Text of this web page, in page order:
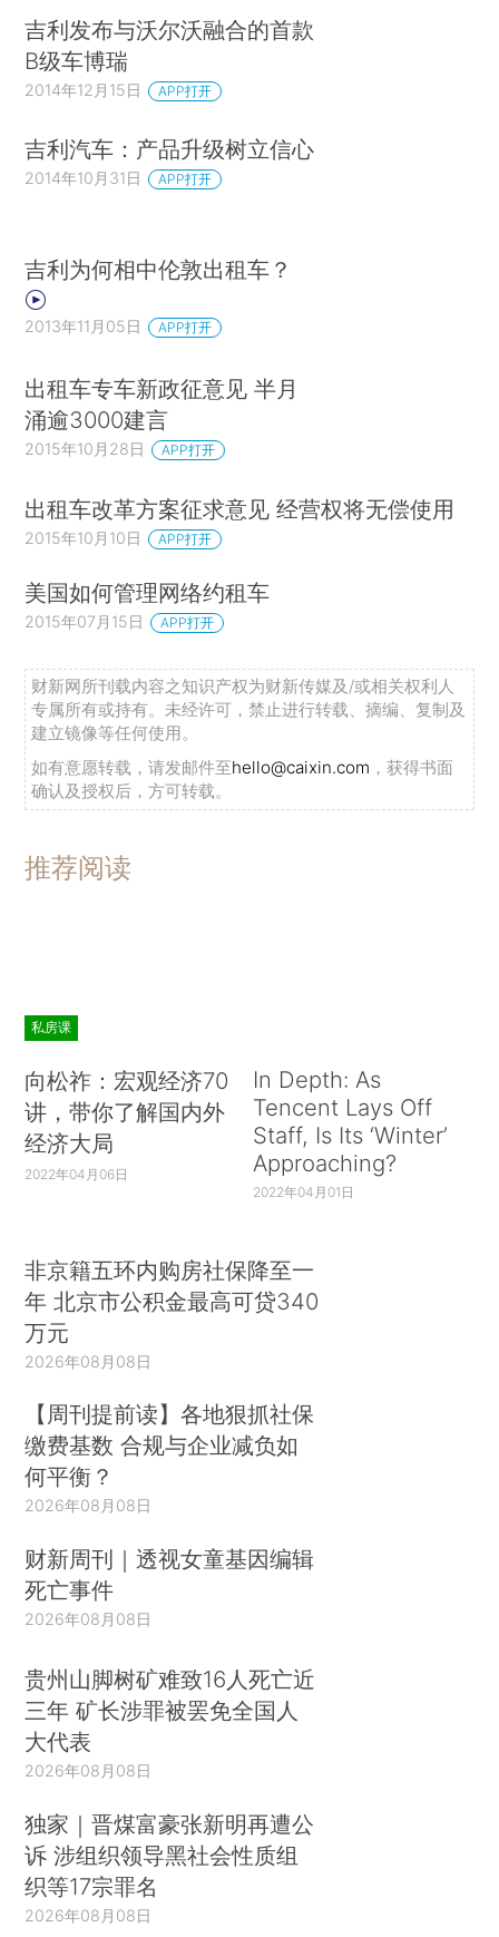
吉利发布与沃尔沃融合的首款
B级车博瑞
2014年12月15日 APP打开
吉利汽车：产品升级树立信心
2014年10月31日 APP打开
吉利为何相中伦敦出租车？
2013年11月05日 APP打开
出租车专车新政征意见 半月
涌逾3000建言
2015年10月28日 APP打开
出租车改革方案征求意见 经营权将无偿使用
2015年10月10日 APP打开
美国如何管理网络约租车
2015年07月15日 APP打开
财新网所刊载内容之知识产权为财新传媒及/或相关权利人
专属所有或持有。未经许可，禁止进行转载、摘编、复制及
建立镜像等任何使用。
如有意愿转载，请发邮件至hello@caixin.com ，获得书面
确认及授权后，方可转载。
推荐阅读
私房课
向松祚：宏观经济70
讲，带你了解国内外
经济大局
2022年04月06日
In Depth: As
Tencent Lays Off
Staff, Is Its ‘Winter’
Approaching?
2022年04月01日
非京籍五环内购房社保降至一
年 北京市公积金最高可贷340
万元
2026年08月08日
【周刊提前读】各地狠抓社保
缴费基数 合规与企业减负如
何平衡？
2026年08月08日
财新周刊｜透视女童基因编辑
死亡事件
2026年08月08日
贵州山脚树矿难致16人死亡近
三年 矿长涉罪被罢免全国人
大代表
2026年08月08日
独家｜晋煤富豪张新明再遭公
诉 涉组织领导黑社会性质组
织等17宗罪名
2026年08月08日